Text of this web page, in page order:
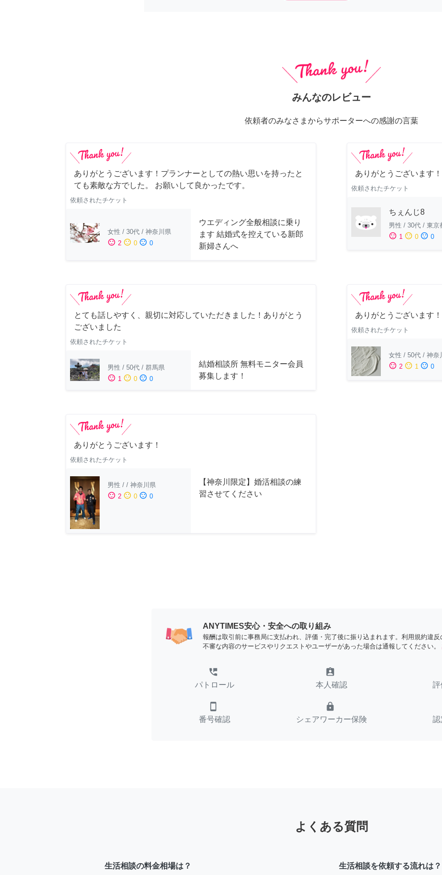
みんなのレビュー
依頼者のみなさまからサポーターへの感謝の言葉
ありがとうございます！プランナーとしての熱い思いを持ったと
ても素敵な方でした。 お願いして良かったです。
依頼されたチケット
女性 / 30代 / 神奈川県
sentiment_satisfied 2 sentiment_neutral 0 sentiment_dissatisfied 0
ウエディング全般相談に乗り
ます 結婚式を控えている新郎
新婦さんへ
ありがとうございます！
依頼されたチケット
ちぇんじ8
男性 / 30代 / 東京
sentiment_satisfied 1 sentiment_neutral 0 sentiment_dissatisfied 0
とても話しやすく、親切に対応していただきました！ありがとう
ございました
依頼されたチケット
男性 / 50代 / 群馬県
sentiment_satisfied 1 sentiment_neutral 0 sentiment_dissatisfied 0
結婚相談所 無料モニター会員
募集します！
ありがとうございます！
依頼されたチケット
女性 / 50代 / 神奈
sentiment_satisfied 2 sentiment_neutral 1 sentiment_dissatisfied 0
ありがとうございます！
依頼されたチケット
男性 / / 神奈川県
sentiment_satisfied 2 sentiment_neutral 0 sentiment_dissatisfied 0
【神奈川限定】婚活相談の練
習させてください
ANYTIMES安心・安全への取り組み
報酬は取引前に事務局に支払われ、評価・完了後に振り込まれます。利用規約違反
不審な内容のサービスやリクエストやユーザーがあった場合は通報してください。
perm_phone_msg
パトロール
assignment_ind
本人確認
smartphone
番号確認
lock
シェアワーカー保険
よくある質問
生活相談の料金相場は？ 生活相談を依頼する流れは？